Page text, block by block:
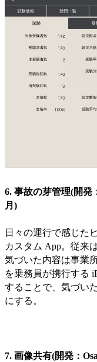
6. 事故の芽管理(開発
月)
日々の運行で感じた
カスタム App。従来
気づいた内容は事業
を乗務員が携行する
することで、気づい
にする。
7. 画像共有(開発：